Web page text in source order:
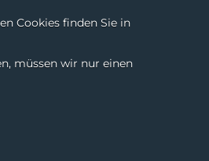
Cookies finden Sie in
müssen wir nur einen
Success Stories